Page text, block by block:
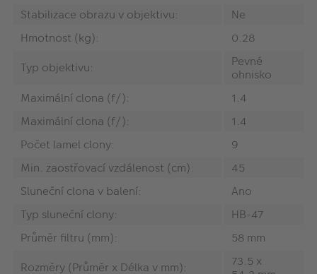
Stabilizace obrazu v objektivu:
Ne
Hmotnost (kg):
0.28
Typ objektivu:
Pevné
ohnisko
Maximální clona (f/):
1.4
Maximální clona (f/):
1.4
Počet lamel clony:
9
Min. zaostřovací vzdálenost (cm):
45
Sluneční clona v balení:
Ano
Typ sluneční clony:
HB-47
Průměr filtru (mm):
58 mm
Rozměry (Průměr x Délka v mm):
73.5 x